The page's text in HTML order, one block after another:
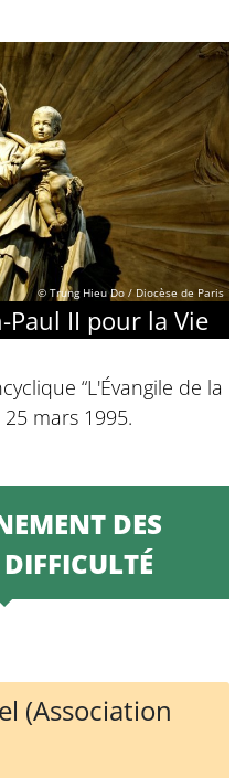
© Trung Hieu Do / Diocèse de Paris
Paul II pour la Vie
“L'Évangile de la
mars 1995.
DES
(Association